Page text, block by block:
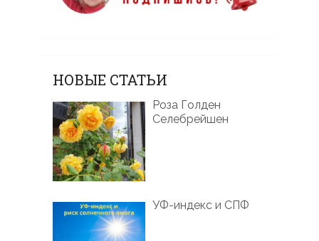
НОВЫЕ СТАТЬИ
Роза Голден
Селебрейшен
УФ-индекс и СПФ